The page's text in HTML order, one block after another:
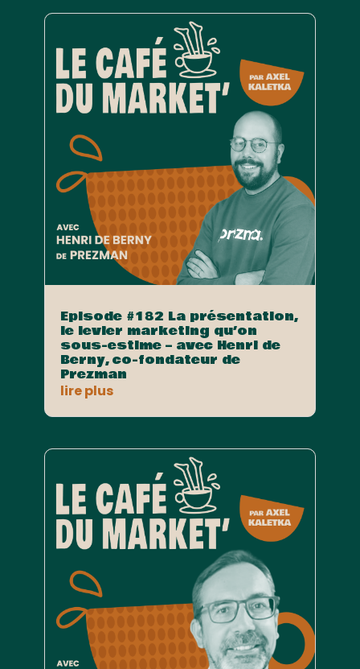
Episode #182 La présentation,
le levier marketing qu’on
sous-estime – avec Henri de
Berny, co-fondateur de
Prezman
lire plus